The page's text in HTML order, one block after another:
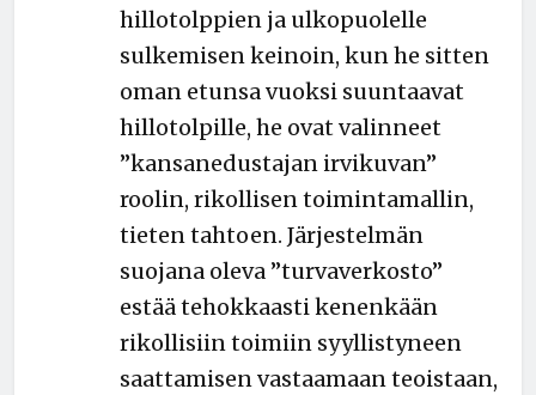
hillotolppien ja ulkopuolelle
sulkemisen keinoin, kun he sitten
oman etunsa vuoksi suuntaavat
hillotolpille, he ovat valinneet
”kansanedustajan irvikuvan”
roolin, rikollisen toimintamallin,
tieten tahtoen. Järjestelmän
suojana oleva ”turvaverkosto”
estää tehokkaasti kenenkään
rikollisiin toimiin syyllistyneen
saattamisen vastaamaan teoistaan,